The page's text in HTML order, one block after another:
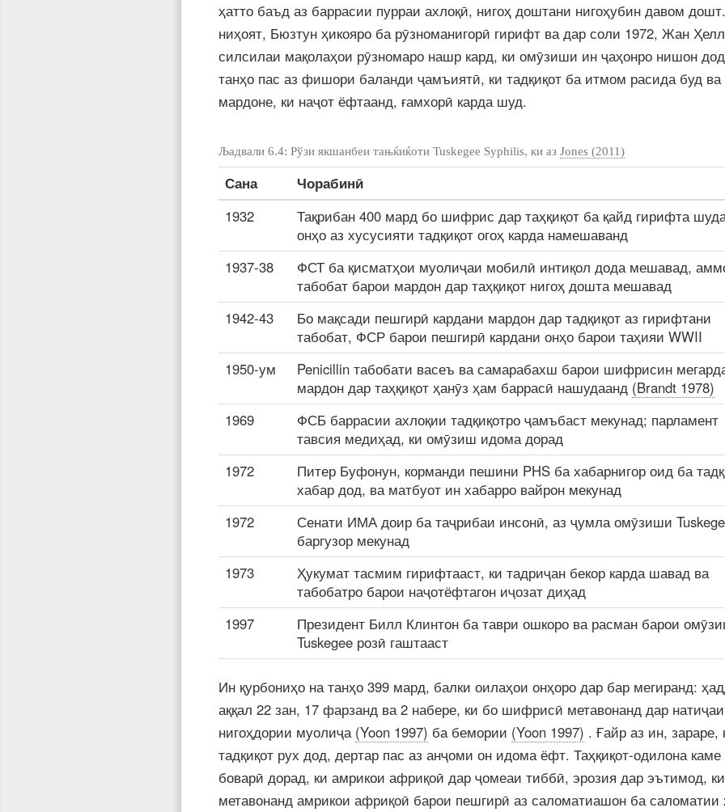
ҳатто баъд аз баррасии пурраи ахлоқӣ, нигоҳ доштани нигоҳубин давом
ниҳоят, Бюзтун ҳикояро ба рӯзноманигорӣ гирифт ва дар соли 1972, Жан
силсилаи мақолаҳои рӯзномаро нашр кард, ки омӯзиши ин ҷаҳонро нишон
танҳо пас аз фишори баланди ҷамъиятӣ, ки тадқиқот ба итмом расида буд ва
мардоне, ки наҷот ёфтаанд, ғамхорӣ карда шуд.
Љадвали 6.4: Рўзи якшанбеи тањќиќоти Tuskegee Syphilis, ки аз Jones (2011)
Сана
Чорабинӣ
1932
Тақрибан 400 мард бо шифрис дар таҳқиқот ба қайд гирифта
онҳо аз хусусияти тадқиқот огоҳ карда намешаванд
1937-38
ФСТ ба қисматҳои муолиҷаи мобилӣ интиқол дода мешавад,
табобат барои мардон дар таҳқиқот нигоҳ дошта мешавад
1942-43
Бо мақсади пешгирӣ кардани мардон дар тадқиқот аз гирифтани
табобат, ФСР барои пешгирӣ кардани онҳо барои таҳияи WWII
1950-ум
Penicillin табобати васеъ ва самарабахш барои шифрисин
мардон дар таҳқиқот ҳанӯз ҳам баррасӣ нашудаанд (Brandt 1978)
1969
ФСБ баррасии ахлоқии тадқиқотро ҷамъбаст мекунад; парламент
тавсия медиҳад, ки омӯзиш идома дорад
1972
Питер Буфонун, корманди пешини PHS ба хабарнигор оид ба
хабар дод, ва матбуот ин хабарро вайрон мекунад
1972
Сенати ИМА доир ба таҷрибаи инсонӣ, аз ҷумла омӯзиши
баргузор мекунад
1973
Ҳукумат тасмим гирифтааст, ки тадриҷан бекор карда шавад ва
табобатро барои наҷотёфтагон иҷозат диҳад
1997
Президент Билл Клинтон ба таври ошкоро ва расман барои
Tuskegee розӣ гаштааст
Ин қурбониҳо на танҳо 399 мард, балки оилаҳои онҳоро дар бар мегиранд:
аққал 22 зан, 17 фарзанд ва 2 набере, ки бо шифрисӣ метавонанд дар натиҷаи
нигоҳдории муолиҷа (Yoon 1997) ба бемории (Yoon 1997) . Ғайр аз ин, зараре,
тадқиқот рух дод, дертар пас аз анҷоми он идома ёфт. Таҳқиқот-одилона каме
боварӣ дорад, ки амрикои африқоӣ дар ҷомеаи тиббӣ, эрозия дар эътимод, ки
метавонанд амрикои африқоӣ барои пешгирӣ аз саломатиашон ба саломатии